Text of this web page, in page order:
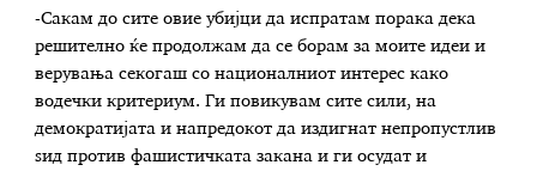
-Сакам до сите овие убијци да испратам порака дека
решително ќе продолжам да се борам за моите идеи и
верувања секогаш со националниот интерес како
водечки критериум. Ги повикувам сите сили, на
демократијата и напредокот да издигнат непропустлив
ѕид против фашистичката закана и ги осудат и